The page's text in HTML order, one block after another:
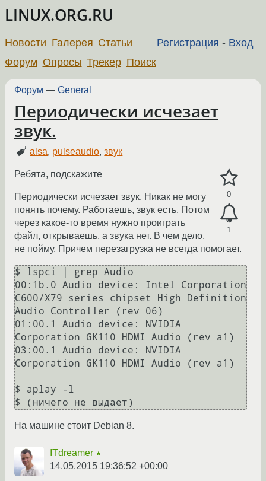
LINUX.ORG.RU
Регистрация - Вход
Новости Галерея Статьи
Форум Опросы Трекер Поиск
Форум — General
Периодически исчезает
звук.
alsa, pulseaudio,звук
0
1
Ребята, подскажите
Периодически исчезает звук. Никак не могу
понять почему. Работаешь, звук есть. Потом
через какое-то время нужно проиграть
файл, открываешь, а звука нет. В чем дело,
не пойму. Причем перезагрузка не всегда помогает.
$ lspci | grep Audio
00:1b.0 Audio device: Intel Corporation
C600/X79 series chipset High Definition
Audio Controller (rev 06)
01:00.1 Audio device: NVIDIA
Corporation GK110 HDMI Audio (rev a1)
03:00.1 Audio device: NVIDIA
Corporation GK110 HDMI Audio (rev a1)
$ aplay -l
На машине стоит Debian 8.
ITdreamer ★
14.05.2015 19:36:52 +00:00